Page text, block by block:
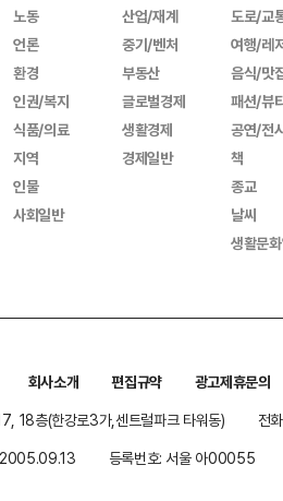
노동
언론
환경
인권/복지
식품/의료
지역
인물
사회일반
산업/재계
중기/벤처
부동산
글로벌경제
생활경제
경제일반
도로/교
여행/레
음식/맛
패션/뷰
공연/전
책
종교
날씨
생활문
회사소개 편집규약
광고제휴문의
18층(한강로3가,센트럴파크 타워동)
전
2005.09.13 등록번호: 서울 아00055